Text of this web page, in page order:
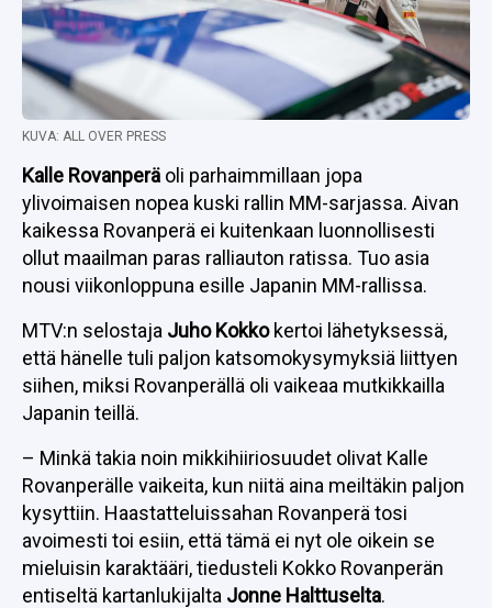
KUVA: ALL OVER PRESS
Kalle Rovanperä oli parhaimmillaan jopa
ylivoimaisen nopea kuski rallin MM-sarjassa. Aivan
kaikessa Rovanperä ei kuitenkaan luonnollisesti
ollut maailman paras ralliauton ratissa. Tuo asia
nousi viikonloppuna esille Japanin MM-rallissa.
MTV:n selostaja Juho Kokkokertoi lähetyksessä,
että hänelle tuli paljon katsomokysymyksiä liittyen
siihen, miksi Rovanperällä oli vaikeaa mutkikkailla
Japanin teillä.
– Minkä takia noin mikkihiiriosuudet olivat Kalle
Rovanperälle vaikeita, kun niitä aina meiltäkin paljon
kysyttiin. Haastatteluissahan Rovanperä tosi
avoimesti toi esiin, että tämä ei nyt ole oikein se
mieluisin karaktääri, tiedusteli Kokko Rovanperän
entiseltä kartanlukijalta Jonne Halttuselta.